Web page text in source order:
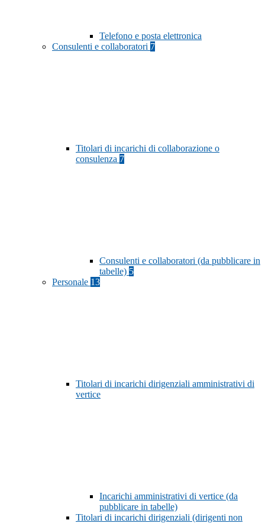
Telefono e posta elettronica
Consulenti e collaboratori 7
Titolari di incarichi di collaborazione o
consulenza 7
Consulenti e collaboratori (da pubblicare in
tabelle) 5
Personale 13
Titolari di incarichi dirigenziali amministrativi di
vertice
Incarichi amministrativi di vertice (da
pubblicare in tabelle)
Titolari di incarichi dirigenziali (dirigenti non